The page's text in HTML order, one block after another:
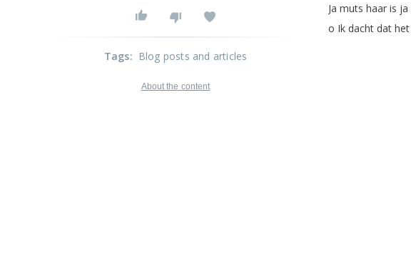
Ja muts haar is ja
o Ik dacht dat het
Tags: Blog posts and articles
About the content